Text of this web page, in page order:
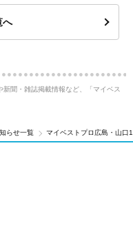
へ
聞・雑誌掲載情報など、「マイベス
らせ一覧 マイベストプロ広島・山